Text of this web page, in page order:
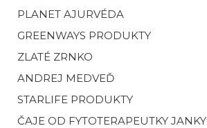
PLANET AJURVÉDA
GREENWAYS PRODUKTY
ZLATÉ ZRNKO
ANDREJ MEDVEĎ
STARLIFE PRODUKTY
ČAJE OD FYTOTERAPEUTKY JANKY